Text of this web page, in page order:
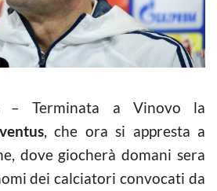
– Terminata a Vinovo la
, che ora si appresta a
dove giocherà domani sera
dei calciatori convocati da